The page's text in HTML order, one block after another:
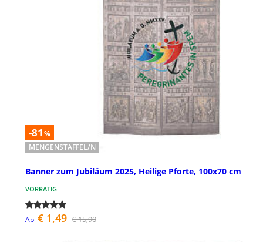
-81 %
MENGENSTAFFEL/N
Banner zum Jubiläum 2025, Heilige Pforte, 100x70 cm
VORRÄTIG
Ab € 1,49 € 15,90